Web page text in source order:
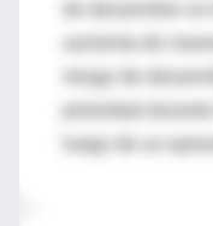
riesgo de
luego de un